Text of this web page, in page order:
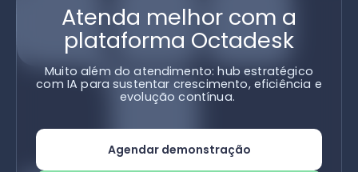
Atenda melhor com a
plataforma Octadesk
Muito além do atendimento: hub estratégico
com IA para sustentar crescimento, eficiência e
evolução contínua.
Agendar demonstração